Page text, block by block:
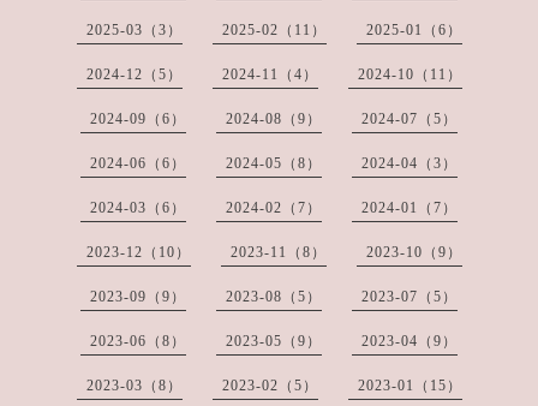
2025-03（3） 2025-02（11） 2025-01（6）
2024-12（5） 2024-11（4） 2024-10（11）
2024-09（6） 2024-08（9） 2024-07（5）
2024-06（6） 2024-05（8） 2024-04（3）
2024-03（6） 2024-02（7） 2024-01（7）
2023-12（10） 2023-11（8） 2023-10（9）
2023-09（9） 2023-08（5） 2023-07（5）
2023-06（8） 2023-05（9） 2023-04（9）
2023-03（8） 2023-02（5） 2023-01（15）